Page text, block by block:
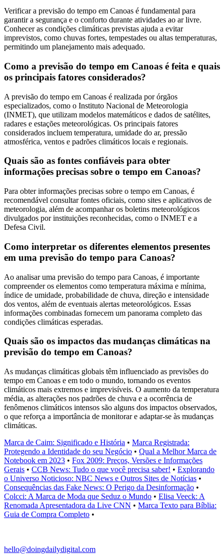
Verificar a previsão do tempo em Canoas é fundamental para
garantir a segurança e o conforto durante atividades ao ar livre.
Conhecer as condições climáticas previstas ajuda a evitar
imprevistos, como chuvas fortes, tempestades ou altas temperaturas,
permitindo um planejamento mais adequado.
Como a previsão do tempo em Canoas é feita e quais
os principais fatores considerados?
A previsão do tempo em Canoas é realizada por órgãos
especializados, como o Instituto Nacional de Meteorologia
(INMET), que utilizam modelos matemáticos e dados de satélites,
radares e estações meteorológicas. Os principais fatores
considerados incluem temperatura, umidade do ar, pressão
atmosférica, ventos e padrões climáticos locais e regionais.
Quais são as fontes confiáveis para obter
informações precisas sobre o tempo em Canoas?
Para obter informações precisas sobre o tempo em Canoas, é
recomendável consultar fontes oficiais, como sites e aplicativos de
meteorologia, além de acompanhar os boletins meteorológicos
divulgados por instituições reconhecidas, como o INMET e a
Defesa Civil.
Como interpretar os diferentes elementos presentes
em uma previsão do tempo para Canoas?
Ao analisar uma previsão do tempo para Canoas, é importante
compreender os elementos como temperatura máxima e mínima,
índice de umidade, probabilidade de chuva, direção e intensidade
dos ventos, além de eventuais alertas meteorológicos. Essas
informações combinadas fornecem um panorama completo das
condições climáticas esperadas.
Quais são os impactos das mudanças climáticas na
previsão do tempo em Canoas?
As mudanças climáticas globais têm influenciado as previsões do
tempo em Canoas e em todo o mundo, tornando os eventos
climáticos mais extremos e imprevisíveis. O aumento da temperatura
média, as alterações nos padrões de chuva e a ocorrência de
fenômenos climáticos intensos são alguns dos impactos observados,
o que reforça a importância de monitorar e adaptar-se às mudanças
climáticas.
Marca de Caim: Significado e História • Marca Registrada:
Protegendo a Identidade do seu Negócio • Qual a Melhor Marca de
Notebook em 2023 • Fox 2009: Preços, Versões e Informações
Gerais • CCB News: Tudo o que você precisa saber! • Explorando
o Universo Noticioso: NBC News e Outros Sites de Notícias •
Consequências das Fake News: O Perigo da Desinformação •
Colcci: A Marca de Moda que Seduz o Mundo • Elisa Veeck: A
Renomada Apresentadora da Live CNN • Marca Texto para Bíblia:
Guia de Compra Completo •
hello@doingdailydigital.com